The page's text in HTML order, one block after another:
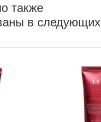
также
в следующих